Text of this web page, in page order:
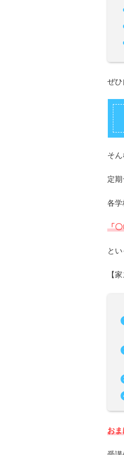
ぜひ
そ
定
各
「
と
【
お